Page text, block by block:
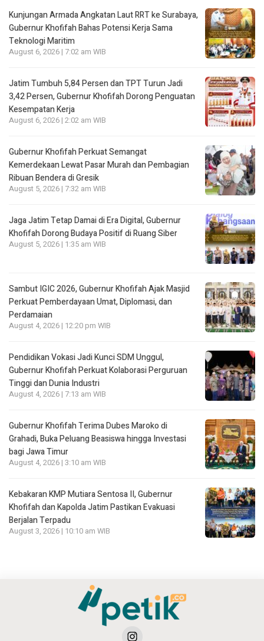
Kunjungan Armada Angkatan Laut RRT ke Surabaya,
Gubernur Khofifah Bahas Potensi Kerja Sama
Teknologi Maritim
August 6, 2026 | 7:02 am WIB
Jatim Tumbuh 5,84 Persen dan TPT Turun Jadi
3,42 Persen, Gubernur Khofifah Dorong Penguatan
Kesempatan Kerja
August 6, 2026 | 2:02 am WIB
Gubernur Khofifah Perkuat Semangat
Kemerdekaan Lewat Pasar Murah dan Pembagian
Ribuan Bendera di Gresik
August 5, 2026 | 7:32 am WIB
Jaga Jatim Tetap Damai di Era Digital, Gubernur
Khofifah Dorong Budaya Positif di Ruang Siber
August 5, 2026 | 1:35 am WIB
Sambut IGIC 2026, Gubernur Khofifah Ajak Masjid
Perkuat Pemberdayaan Umat, Diplomasi, dan
Perdamaian
August 4, 2026 | 12:20 pm WIB
Pendidikan Vokasi Jadi Kunci SDM Unggul,
Gubernur Khofifah Perkuat Kolaborasi Perguruan
Tinggi dan Dunia Industri
August 4, 2026 | 7:13 am WIB
Gubernur Khofifah Terima Dubes Maroko di
Grahadi, Buka Peluang Beasiswa hingga Investasi
bagi Jawa Timur
August 4, 2026 | 3:10 am WIB
Kebakaran KMP Mutiara Sentosa II, Gubernur
Khofifah dan Kapolda Jatim Pastikan Evakuasi
Berjalan Terpadu
August 3, 2026 | 10:10 am WIB